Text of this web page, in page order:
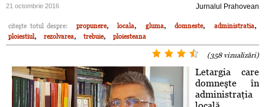
21 octombrie 2016 Jurnalul Prahovean
citeşte totul despre: propunere, locala, gluma, domneste, administratia,
ploiestiul, rezolvarea, trebuie, ploiesteana
(358 vizualizări)
Letargia care
domneşte în
administraţia